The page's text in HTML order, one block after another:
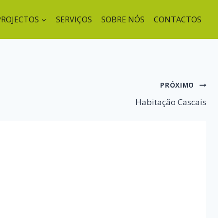
SERVIÇOS SOBRE NÓS CONTACTOS
PRÓXIMO
Habitação Cascais